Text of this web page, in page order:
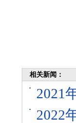
相关新闻：
2021
2022